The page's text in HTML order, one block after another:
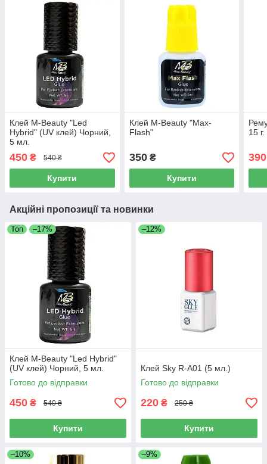
Клей M-Beauty "Led
Hybrid" (UV клей) Чорний,
5 мл.
450 ₴ 540 ₴
Купити
Клей M-Beauty "Max-
Flash"
350₴
Купити
15 г.
390
Акційні пропозиції та новинки
Топ –17%
Клей M-Beauty "Led Hybrid"
(UV клей) Чорний, 5 мл.
Готово до відправки
450 ₴ 540 ₴
Купити
–12%
Клей Sky R-A01 (5 мл.)
Готово до відправки
220 ₴ 250 ₴
Купити
–10% –9%